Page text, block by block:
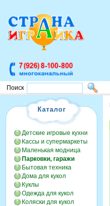
Поиск
Каталог
Детские игровые кухни
Кассы и супермаркеты
Маленькая модница
Парковки, гаражи
Бытовая техника
Дома для кукол
Куклы
Одежда для кукол
Коляски для кукол